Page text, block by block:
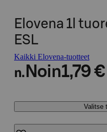
Elovena 1l
ESL
Kaikki Elovena-tuotteet
n. Noin1,79 €
Valitse